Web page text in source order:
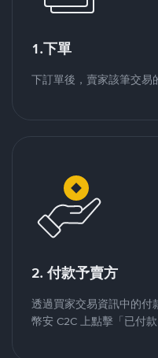
1.下單
下訂單後，賣家該筆交易
2. 付款予賣方
透過買家交易資訊中的付
幣安 C2C 上點擊「已付款